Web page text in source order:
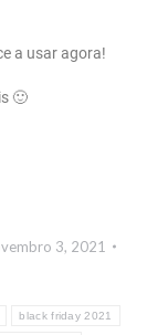
a usar agora!
🙂
3, 2021
black friday 2021